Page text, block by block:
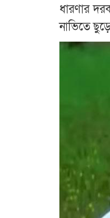
ধারণার
নাভিতে